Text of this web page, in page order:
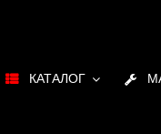
КАТАЛОГ